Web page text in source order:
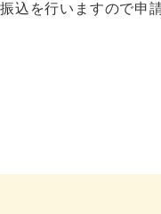
込を行いますので申